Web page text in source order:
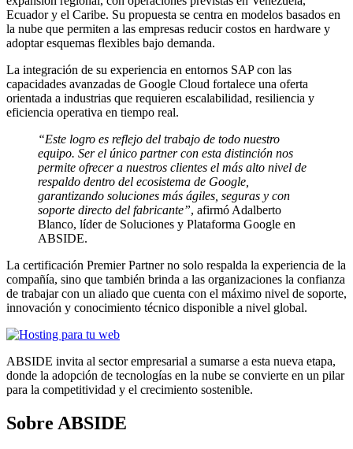
Ecuador y el Caribe. Su propuesta se centra en modelos basados en
la nube que permiten a las empresas reducir costos en hardware y
adoptar esquemas flexibles bajo demanda.
La integración de su experiencia en entornos SAP con las
capacidades avanzadas de Google Cloud fortalece una oferta
orientada a industrias que requieren escalabilidad, resiliencia y
eficiencia operativa en tiempo real.
“Este logro es reflejo del trabajo de todo nuestro
equipo. Ser el único partner con esta distinción nos
permite ofrecer a nuestros clientes el más alto nivel de
respaldo dentro del ecosistema de Google,
garantizando soluciones más ágiles, seguras y con
soporte directo del fabricante”, afirmó Adalberto
Blanco, líder de Soluciones y Plataforma Google en
ABSIDE.
La certificación Premier Partner no solo respalda la experiencia de la
compañía, sino que también brinda a las organizaciones la confianza
de trabajar con un aliado que cuenta con el máximo nivel de soporte,
innovación y conocimiento técnico disponible a nivel global.
ABSIDE invita al sector empresarial a sumarse a esta nueva etapa,
donde la adopción de tecnologías en la nube se convierte en un pilar
para la competitividad y el crecimiento sostenible.
Sobre ABSIDE